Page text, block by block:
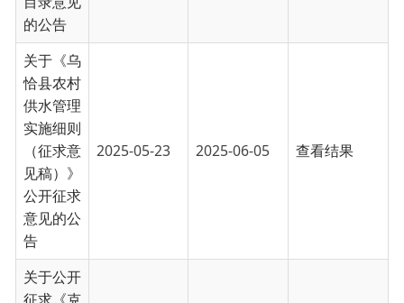
告
关于公开
征求《克
州关于支
持高校毕
业生等重
点群体创
业创新的
8条措施
（征求意
见稿）》
意见的公
告
2025-05-19 2025-05-29 查看结果
关于征集